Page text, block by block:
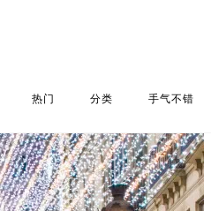
热门 分类 手气不错